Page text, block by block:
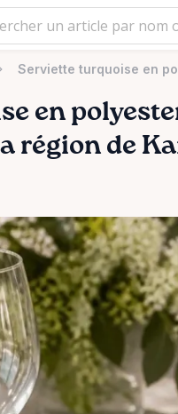
Serviette turquoise en
en
région de